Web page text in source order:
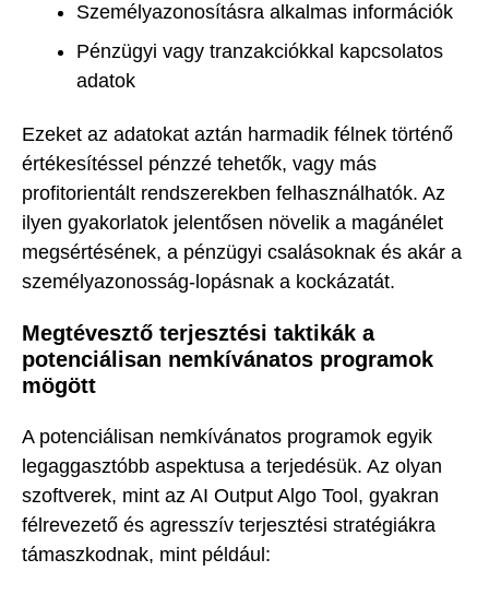
Személyazonosításra alkalmas információk
Pénzügyi vagy tranzakciókkal kapcsolatos
adatok
Ezeket az adatokat aztán harmadik félnek történő
értékesítéssel pénzzé tehetők, vagy más
profitorientált rendszerekben felhasználhatók. Az
ilyen gyakorlatok jelentősen növelik a magánélet
megsértésének, a pénzügyi csalásoknak és akár a
személyazonosság-lopásnak a kockázatát.
Megtévesztő terjesztési taktikák a
potenciálisan nemkívánatos programok
mögött
A potenciálisan nemkívánatos programok egyik
legaggasztóbb aspektusa a terjedésük. Az olyan
szoftverek, mint az AI Output Algo Tool, gyakran
félrevezető és agresszív terjesztési stratégiákra
támaszkodnak, mint például: